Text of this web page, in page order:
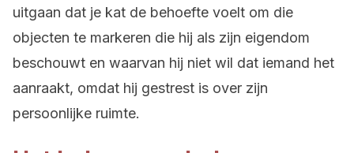
uitgaan dat je kat de behoefte voelt om die
objecten te markeren die hij als zijn eigendom
beschouwt en waarvan hij niet wil dat iemand het
aanraakt, omdat hij gestrest is over zijn
persoonlijke ruimte.